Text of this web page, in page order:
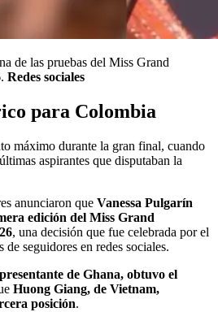
de las pruebas del Miss Grand
Redes sociales
para Colombia
máximo durante la gran final, cuando
aspirantes que disputaban la
anunciaron que Vanessa Pulgarín
edición del Miss Grand
, una decisión que fue celebrada por el
seguidores en redes sociales.
de Ghana, obtuvo el
Huong Giang, de Vietnam,
posición.